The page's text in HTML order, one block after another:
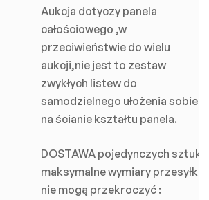
Aukcja dotyczy panela
całościowego ,w
przeciwieństwie do wielu
aukcji,nie jest to zestaw
zwykłych listew do
samodzielnego ułożenia sobie
na ścianie kształtu panela.
DOSTAWA pojedynczych sztuk:
maksymalne wymiary przesyłki
nie mogą przekroczyć :